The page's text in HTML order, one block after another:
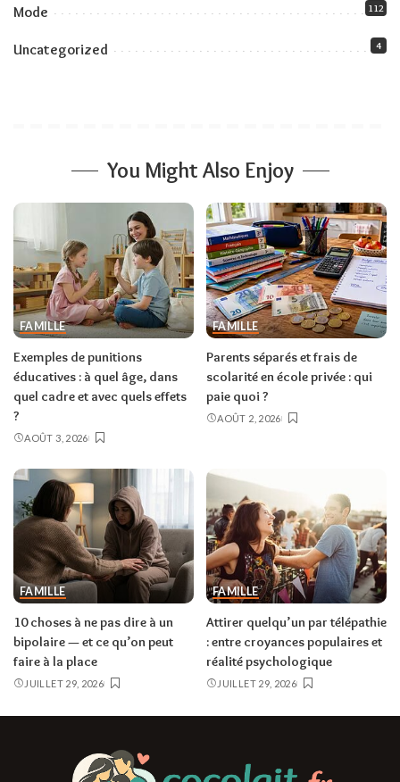
Mode 112
Uncategorized 4
You Might Also Enjoy
FAMILLE
Exemples de punitions
éducatives : à quel âge, dans
quel cadre et avec quels effets
?
AOÛT 3, 2026
FAMILLE
Parents séparés et frais de
scolarité en école privée : qui
paie quoi ?
AOÛT 2, 2026
FAMILLE
10 choses à ne pas dire à un
bipolaire — et ce qu’on peut
faire à la place
JUILLET 29, 2026
FAMILLE
Attirer quelqu’un par télépathie
: entre croyances populaires et
réalité psychologique
JUILLET 29, 2026